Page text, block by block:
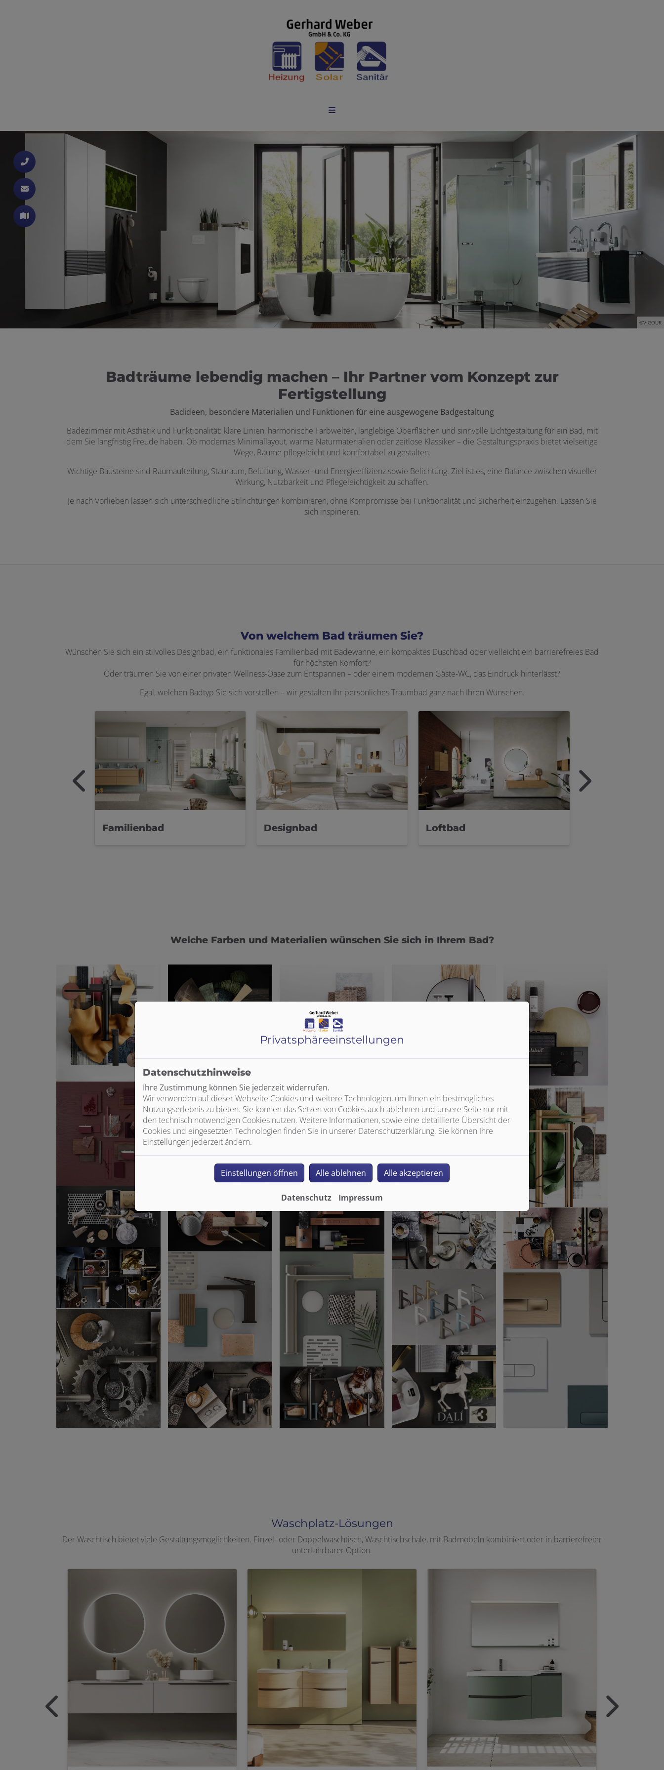
©VIGOUR
Badträume lebendig machen – Ihr Partner vom Konzept zur
Fertigstellung
Badideen, besondere Materialien und Funktionen für eine ausgewogene Badgestaltung
Badezimmer mit Ästhetik und Funktionalität: klare Linien, harmonische Farbwelten, langlebige Oberflächen und sinnvolle Lichtgestaltung für ein Bad, mit
dem Sie langfristig Freude haben. Ob modernes Minimallayout, warme Naturmaterialien oder zeitlose Klassiker – die Gestaltungspraxis bietet vielseitige
Wege, Räume pflegeleicht und komfortabel zu gestalten.
Wichtige Bausteine sind Raumaufteilung, Stauraum, Belüftung, Wasser- und Energieeffizienz sowie Belichtung. Ziel ist es, eine Balance zwischen visueller
Wirkung, Nutzbarkeit und Pflegeleichtigkeit zu schaffen.
Je nach Vorlieben lassen sich unterschiedliche Stilrichtungen kombinieren, ohne Kompromisse bei Funktionalität und Sicherheit einzugehen. Lassen Sie
sich inspirieren.
Von welchem Bad träumen Sie?
Wünschen Sie sich ein stilvolles Designbad, ein funktionales Familienbad mit Badewanne, ein kompaktes Duschbad oder vielleicht ein barrierefreies Bad
für höchsten Komfort?
Oder träumen Sie von einer privaten Wellness-Oase zum Entspannen – oder einem modernen Gäste-WC, das Eindruck hinterlässt?
Egal, welchen Badtyp Sie sich vorstellen – wir gestalten Ihr persönliches Traumbad ganz nach Ihren Wünschen.
Familienbad Designbad Loftbad
Welche Farben und Materialien wünschen Sie sich in Ihrem Bad?
Waschplatz-Lösungen
Der Waschtisch bietet viele Gestaltungsmöglichkeiten. Einzel- oder Doppelwaschtisch, Waschtischschale, mit Badmöbeln kombiniert oder in barrierefreier
unterfahrbarer Option.
schließen
und schließen
Privatsphäre­einstellungen
Datenschutzhinweise
Ihre Zustimmung können Sie jederzeit widerrufen.
Wir verwenden auf dieser Webseite Cookies und weitere Technologien, um Ihnen ein bestmögliches
Nutzungserlebnis zu bieten. Sie können das Setzen von Cookies auch ablehnen und unsere Seite nur mit
den technisch notwendigen Cookies nutzen. Weitere Informationen, sowie eine detaillierte Übersicht der
Cookies und eingesetzten Technologien finden Sie in unserer Datenschutzerklärung. Sie können Ihre
Einstellungen jederzeit ändern.
Einstellungen öffnen Alle ablehnen Alle akzeptieren
Datenschutz Impressum